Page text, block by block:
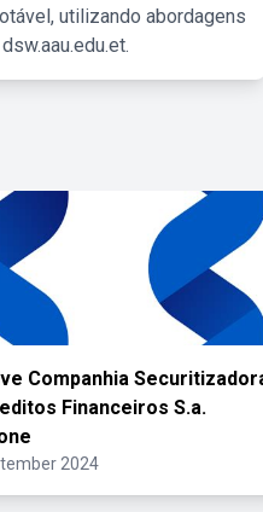
utilizando abordagens
Companhia
Financeiros S.a.
2024